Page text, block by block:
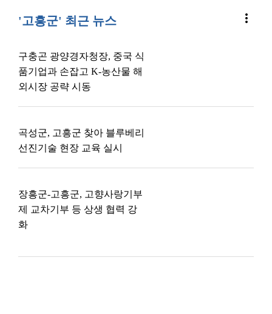
'고흥군' 최근 뉴스 more_vert
구충곤 광양경자청장, 중국 식
품기업과 손잡고 K-농산물 해
외시장 공략 시동
곡성군, 고흥군 찾아 블루베리
선진기술 현장 교육 실시
장흥군-고흥군, 고향사랑기부
제 교차기부 등 상생 협력 강
화